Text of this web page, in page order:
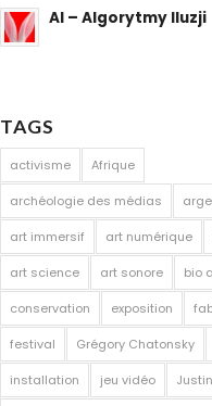
AI – Algorytmy Iluzji
TAGS
activisme Afrique
archéologie des médias
art immersif art numérique
art science art sonore bio
conservation exposition
festival Grégory Chatonsky
installation jeu vidéo